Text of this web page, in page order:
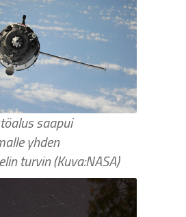
saapui
yhden
turvin (Kuva:NASA)